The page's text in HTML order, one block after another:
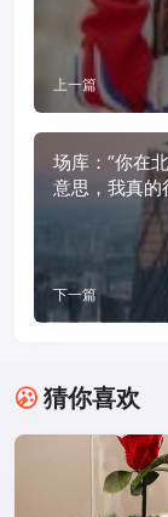
上一篇
场库：“你在北
意思，我真的
下一篇
猜你喜欢